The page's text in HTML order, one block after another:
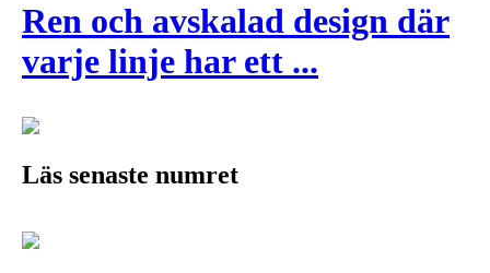
Ren och avskalad design där
varje linje har ett ...
Läs senaste numret